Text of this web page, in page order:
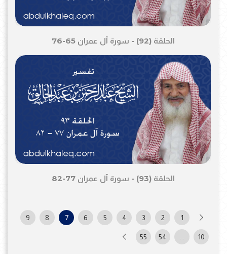
الحلقة (92) - سورة آل عمران 65-76
الحلقة (93) - سورة آل عمران 77-82
1
2
3
4
5
6
7
8
9
10
54
55